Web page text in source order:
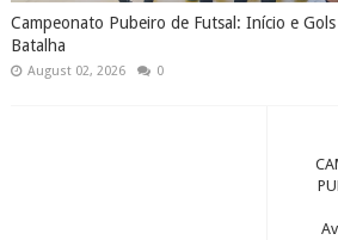
Campeonato Pubeiro de Futsal: Início e
Batalha
August 02, 2026 0